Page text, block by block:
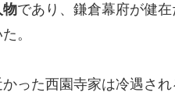
物であり、鎌倉幕府が健在
。
った西園寺家は冷遇され